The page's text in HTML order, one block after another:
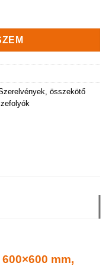
szürke, A15
összekötő
mm,